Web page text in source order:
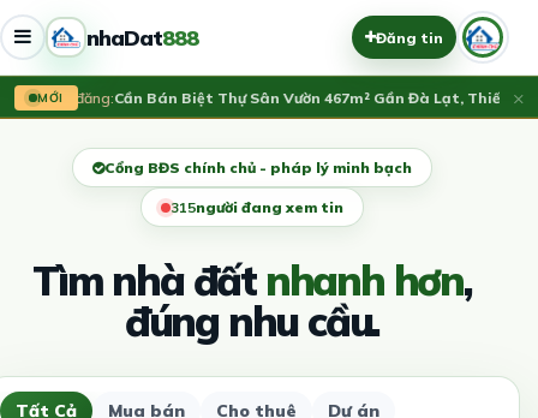
nhaDat888 Đăng tin
MỚI
Vừa đăng:Cần Bán Biệt Thự Sân Vườn 467m² Gần Đà Lạt, Thiết Kế×
Cổng BĐS chính chủ - pháp lý minh bạch
319người đang xem tin
Tìm nhà đấtnhanh hơn,
đúng nhu cầu.
Tất Cả Mua bán Cho thuê Dự án